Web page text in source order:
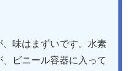
味はまずいです。水素
ビニール容器に入って